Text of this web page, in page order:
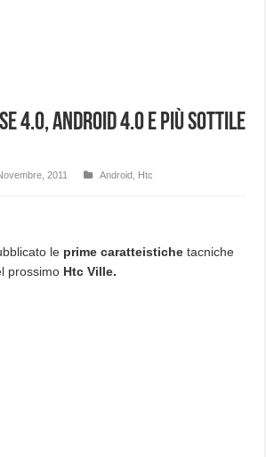
4.0, Android 4.0 e più sottile
2011 Android Htc
le prime caratteistiche tacniche
prossimo Htc Ville.